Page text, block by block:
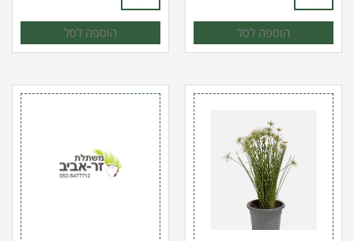
הוספה לסל הוספה לסל
כמות
של
גומא
ננסי
10
ל'
כמות
של
גדר
חי
מוכן
אוג
מסולסל
1.25
מטר